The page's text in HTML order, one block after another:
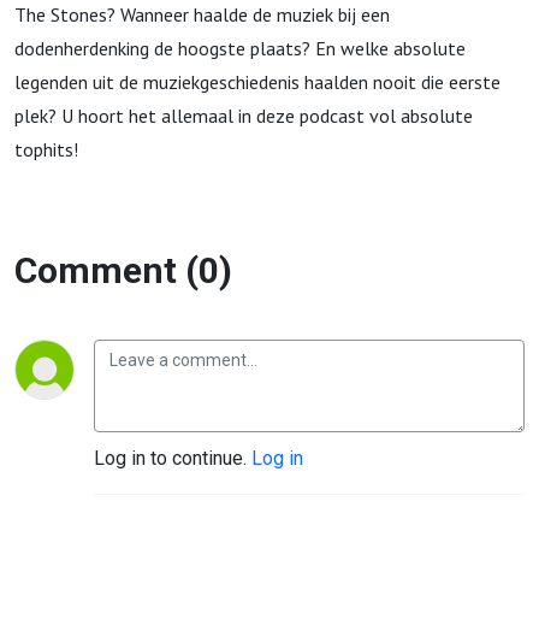
The Stones? Wanneer haalde de muziek bij een
dodenherdenking de hoogste plaats? En welke absolute
legenden uit de muziekgeschiedenis haalden nooit die eerste
plek? U hoort het allemaal in deze podcast vol absolute
tophits!
Comment (0)
Log in to continue. Log in